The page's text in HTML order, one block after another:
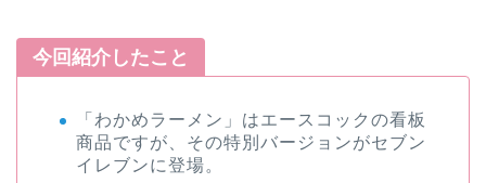
今回紹介したこと
「わかめラーメン」はエースコックの看板
商品ですが、その特別バージョンがセブン
イレブンに登場。